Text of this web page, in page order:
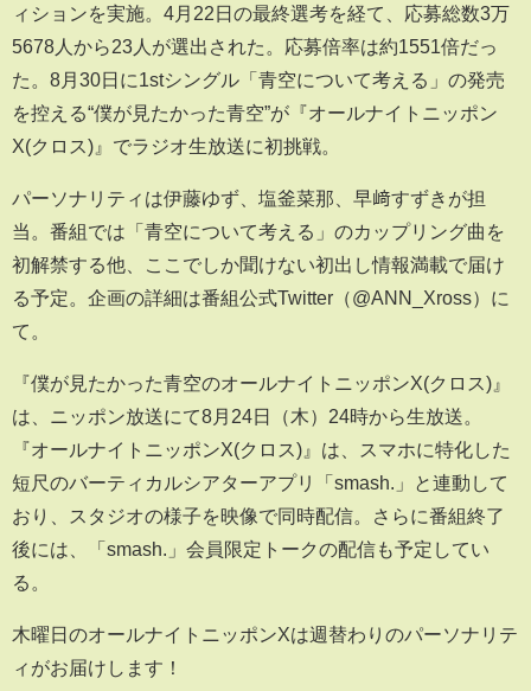
ィションを実施。4月22日の最終選考を経て、応募総数3万
5678人から23人が選出された。応募倍率は約1551倍だっ
た。8月30日に1stシングル「青空について考える」の発売
を控える“僕が見たかった青空”が『オールナイトニッポン
X(クロス)』でラジオ生放送に初挑戦。
パーソナリティは伊藤ゆず、塩釜菜那、早﨑すずきが担
当。番組では「青空について考える」のカップリング曲を
初解禁する他、ここでしか聞けない初出し情報満載で届け
る予定。企画の詳細は番組公式Twitter（@ANN_Xross）に
て。
『僕が見たかった青空のオールナイトニッポンX(クロス)』
は、ニッポン放送にて8月24日（木）24時から生放送。
『オールナイトニッポンX(クロス)』は、スマホに特化した
短尺のバーティカルシアターアプリ「smash.」と連動して
おり、スタジオの様子を映像で同時配信。さらに番組終了
後には、「smash.」会員限定トークの配信も予定してい
る。
木曜日のオールナイトニッポンXは週替わりのパーソナリテ
ィがお届けします！